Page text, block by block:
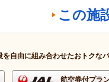
この施
を自由に組み合わせたおトクな
航空券付プラ